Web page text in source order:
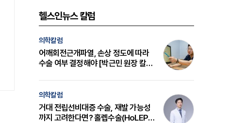
헬스인뉴스 칼럼
의학칼럼
어깨회전근개파열, 손상 정도에 따라
수술 여부 결정해야 [박근민 원장 칼
의학칼럼
거대 전립선비대증 수술, 재발 가능성
까지 고려한다면? 홀렙수술(HoLEP)